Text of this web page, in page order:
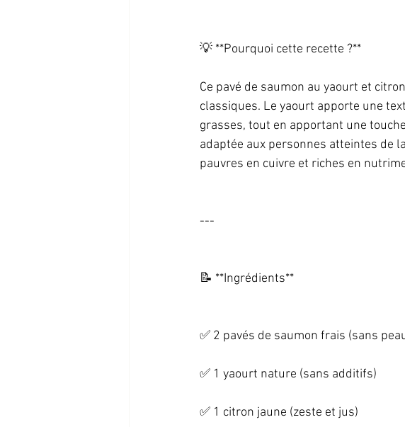
💡 **Pourquoi cette recette ?**
Ce pavé de saumon au yaourt et
classiques. Le yaourt apporte une
grasses, tout en apportant une
adaptée aux personnes atteintes de
pauvres en cuivre et riches en
---
📝 **Ingrédients**
✅ 2 pavés de saumon frais (sans
✅ 1 yaourt nature (sans additifs)
✅ 1 citron jaune (zeste et jus)